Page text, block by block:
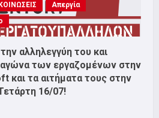
Απεργία
αλληλεγγύη του και
αγώνα των εργαζομένων στην
και τα αιτήματα τους στην
16/07!